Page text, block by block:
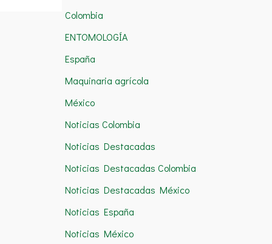
:
Colombia
ENTOMOLOGÍA
España
Maquinaria agrícola
México
Noticias Colombia
Noticias Destacadas
Noticias Destacadas Colombia
Noticias Destacadas México
Noticias España
Noticias México